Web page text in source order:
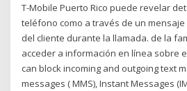
T-Mobile Puerto Rico puede revelar
teléfono como a través de un
del cliente durante la llamada. de la
acceder a información en línea sobre
can block incoming and outgoing text
messages ( MMS), Instant Messages